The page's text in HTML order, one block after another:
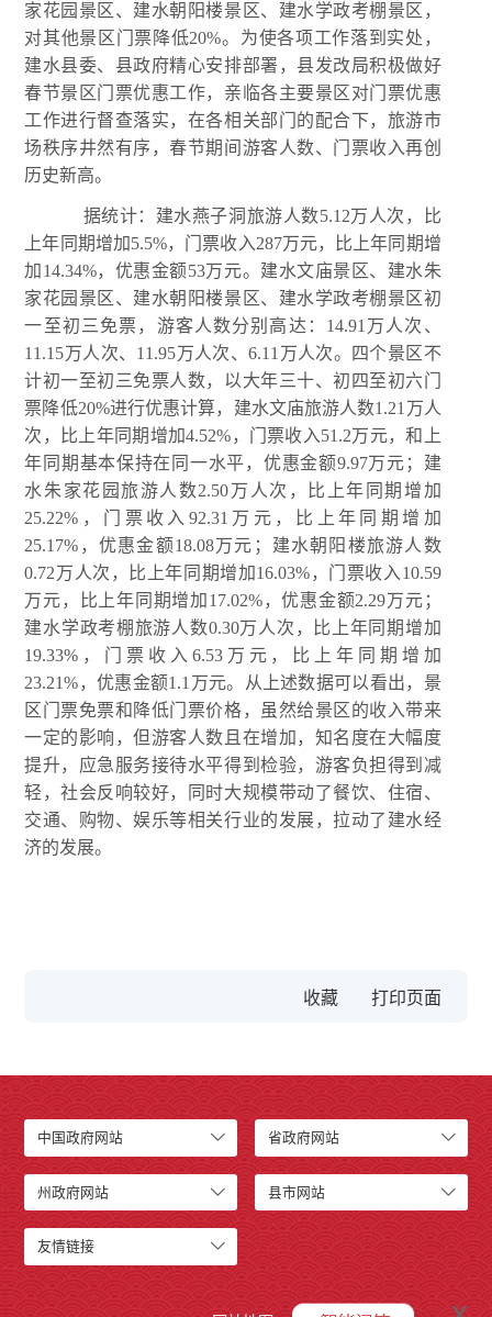
家花园景区、建水朝阳楼景区、建水学政考棚景区，
对其他景区门票降低20%。为使各项工作落到实处，
建水县委、县政府精心安排部署，县发改局积极做好
春节景区门票优惠工作，亲临各主要景区对门票优惠
工作进行督查落实，在各相关部门的配合下，旅游市
场秩序井然有序，春节期间游客人数、门票收入再创
历史新高。
据统计：建水燕子洞旅游人数5.12万人次，比
上年同期增加5.5%，门票收入287万元，比上年同期增
加14.34%，优惠金额53万元。建水文庙景区、建水朱
家花园景区、建水朝阳楼景区、建水学政考棚景区初
一至初三免票，游客人数分别高达：14.91万人次、
11.15万人次、11.95万人次、6.11万人次。四个景区不
计初一至初三免票人数，以大年三十、初四至初六门
票降低20%进行优惠计算，建水文庙旅游人数1.21万人
次，比上年同期增加4.52%，门票收入51.2万元，和上
年同期基本保持在同一水平，优惠金额9.97万元；建
水朱家花园旅游人数2.50万人次，比上年同期增加
25.22%，门票收入92.31万元，比上年同期增加
25.17%，优惠金额18.08万元；建水朝阳楼旅游人数
0.72万人次，比上年同期增加16.03%，门票收入10.59
万元，比上年同期增加17.02%，优惠金额2.29万元；
建水学政考棚旅游人数0.30万人次，比上年同期增加
19.33%，门票收入6.53万元，比上年同期增加
23.21%，优惠金额1.1万元。从上述数据可以看出，景
区门票免票和降低门票价格，虽然给景区的收入带来
一定的影响，但游客人数且在增加，知名度在大幅度
提升，应急服务接待水平得到检验，游客负担得到减
轻，社会反响较好，同时大规模带动了餐饮、住宿、
交通、购物、娱乐等相关行业的发展，拉动了建水经
济的发展。
收藏
中国政府网站 省政府网站
州政府网站 县市网站
友情链接